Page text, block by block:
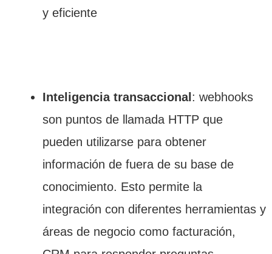
y eficiente
Inteligencia transaccional: webhooks
son puntos de llamada HTTP que
pueden utilizarse para obtener
información de fuera de su base de
conocimiento. Esto permite la
integración con diferentes herramientas y
áreas de negocio como facturación,